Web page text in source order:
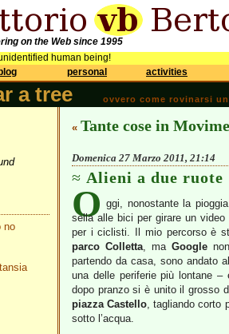
on the Web since 1995
human being!
blog personal activities
a tree ovvero come rovinarsi
no
« Tante cose in
Domenica 27 Marzo 2011, 21:14
Alieni a due ruote
O ggi, nonostante la
sella alle bici per girare un
per i ciclisti. Il mio percorso è
parco Colletta, ma Google
partendo da casa, sono andato
una delle periferie più lontane
dopo pranzo si è unito il grosso
piazza Castello, tagliando corto
sotto l’acqua.